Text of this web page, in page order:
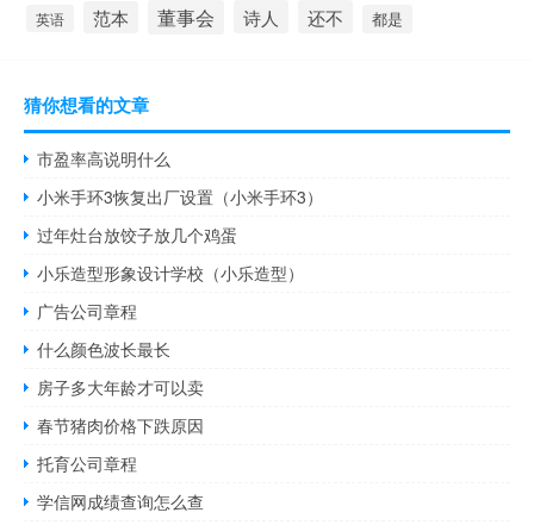
英语 范本 董事会 诗人 还不 都是
猜你想看的文章
市盈率高说明什么
小米手环3恢复出厂设置（小米手环3）
过年灶台放饺子放几个鸡蛋
小乐造型形象设计学校（小乐造型）
广告公司章程
什么颜色波长最长
房子多大年龄才可以卖
春节猪肉价格下跌原因
托育公司章程
学信网成绩查询怎么查